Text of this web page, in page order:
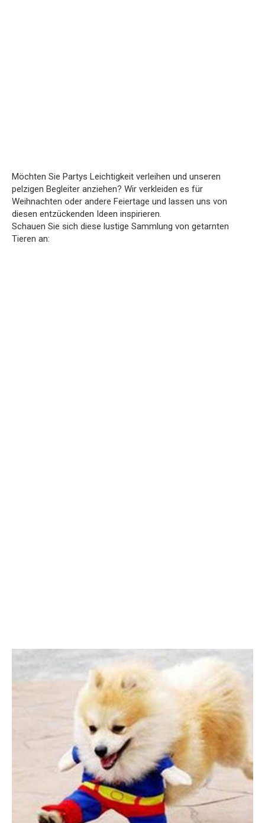
Möchten Sie Partys Leichtigkeit verleihen und unseren
pelzigen Begleiter anziehen? Wir verkleiden es für
Weihnachten oder andere Feiertage und lassen uns von
diesen entzückenden Ideen inspirieren.
Schauen Sie sich diese lustige Sammlung von getarnten
Tieren an: